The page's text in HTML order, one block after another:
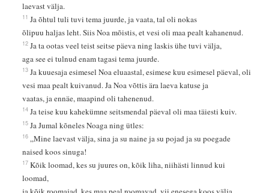
laevast välja.
11 Ja õhtul tuli tuvi tema juurde, ja vaata, tal oli nokas
õlipuu haljas leht. Siis Noa mõistis, et vesi oli maa pealt kahanenud.
12 Ja ta ootas veel teist seitse päeva ning laskis ühe tuvi välja,
aga see ei tulnud enam tagasi tema juurde.
13 Ja kuuesaja esimesel Noa eluaastal, esimese kuu esimesel päeval, oli
vesi maa pealt kuivanud. Ja Noa võttis ära laeva katuse ja
vaatas, ja ennäe, maapind oli tahenenud.
14 Ja teise kuu kahekümne seitsmendal päeval oli maa täiesti kuiv.
15 Ja Jumal kõneles Noaga ning ütles:
16 „Mine laevast välja, sina ja su naine ja su pojad ja su poegade
naised koos sinuga!
17 Kõik loomad, kes su juures on, kõik liha, niihästi linnud kui
loomad,